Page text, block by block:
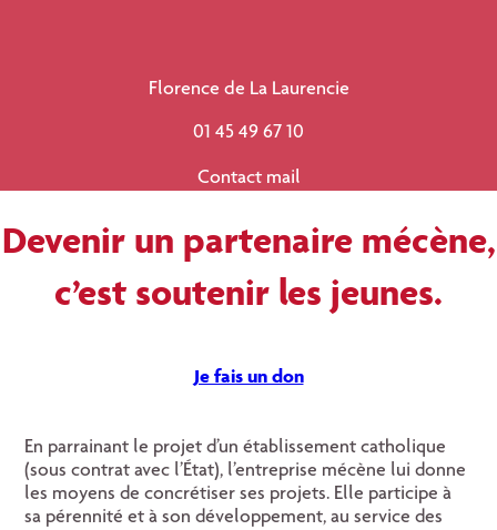
Florence de La Laurencie
01 45 49 67 10
Contact mail
Devenir un partenaire mécène,
c’est soutenir les jeunes.
Je fais un don
En parrainant le projet d’un établissement catholique
(sous contrat avec l’État), l’entreprise mécène lui donne
les moyens de concrétiser ses projets. Elle participe à
sa pérennité et à son développement, au service des